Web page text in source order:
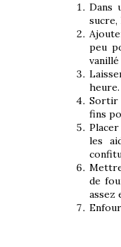
Dans
peu
heure.
Sortir
fins
les
de
assez